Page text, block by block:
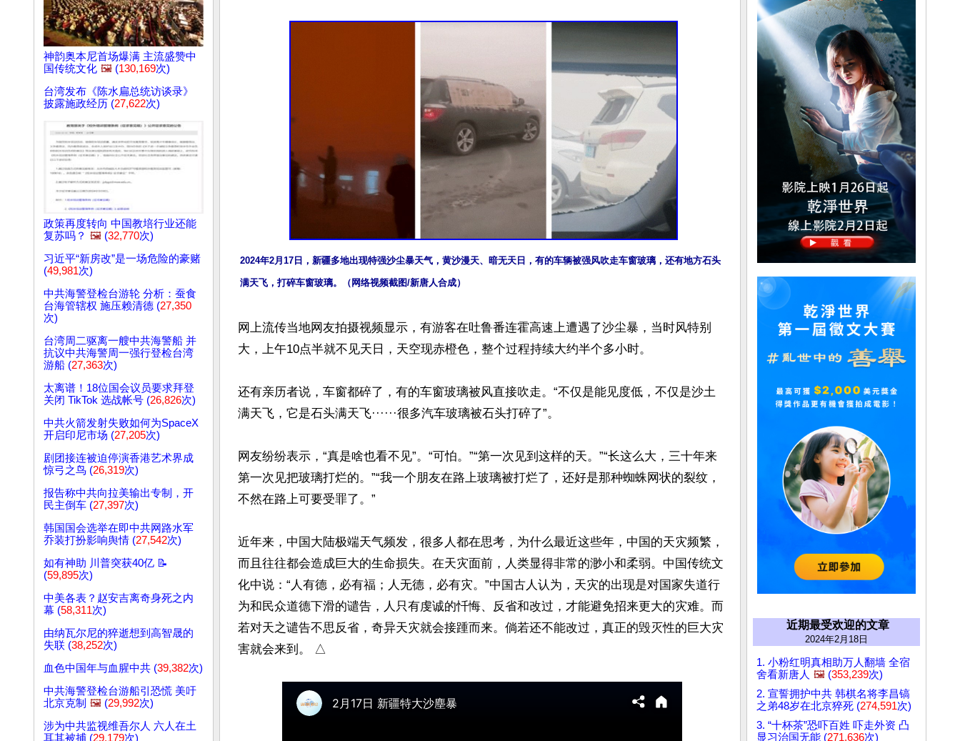
神韵奥本尼首场爆满 主流盛赞中
国传统文化 🖼️ (130,169次)
台湾发布《陈水扁总统访谈录》
披露施政经历 (27,622次)
政策再度转向 中国教培行业还能
复苏吗？ 🖼️ (32,770次)
习近平“新房改”是一场危险的豪赌
(49,981次)
中共海警登检台游轮 分析：蚕食
台海管辖权 施压赖清德 (27,350
次)
台湾周二驱离一艘中共海警船 并
抗议中共海警周一强行登检台湾
游船 (27,363次)
太离谱！18位国会议员要求拜登
关闭 TikTok 选战帐号 (26,826次)
中共火箭发射失败如何为SpaceX
开启印尼市场 (27,205次)
剧团接连被迫停演香港艺术界成
惊弓之鸟 (26,319次)
报告称中共向拉美输出专制，开
民主倒车 (27,397次)
韩国国会选举在即中共网路水军
乔装打扮影响舆情 (27,542次)
如有神助 川普突获40亿 📝
(59,895次)
中美各表？赵安吉离奇身死之内
幕 (58,311次)
由纳瓦尔尼的猝逝想到高智晟的
失联 (38,252次)
血色中国年与血腥中共 (39,382次)
中共海警登检台游船引恐慌 美吁
北京克制 🖼️ (29,992次)
涉为中共监视维吾尔人 六人在土
耳其被捕 (29,179次)
2024年2月17日，新疆多地出现特强沙尘暴天气，黄沙漫天、暗无天日，有的车辆被强风吹走车窗玻璃，还有地方石头
满天飞，打碎车窗玻璃。（网络视频截图/新唐人合成）
网上流传当地网友拍摄视频显示，有游客在吐鲁番连霍高速上遭遇了沙尘暴，当时风特别
大，上午10点半就不见天日，天空现赤橙色，整个过程持续大约半个多小时。
还有亲历者说，车窗都碎了，有的车窗玻璃被风直接吹走。“不仅是能见度低，不仅是沙土
满天飞，它是石头满天飞······很多汽车玻璃被石头打碎了”。
网友纷纷表示，“真是啥也看不见”。“可怕。”“第一次见到这样的天。”“长这么大，三十年来
第一次见把玻璃打烂的。”“我一个朋友在路上玻璃被打烂了，还好是那种蜘蛛网状的裂纹，
不然在路上可要受罪了。”
近年来，中国大陆极端天气频发，很多人都在思考，为什么最近这些年，中国的天灾频繁，
而且往往都会造成巨大的生命损失。在天灾面前，人类显得非常的渺小和柔弱。中国传统文
化中说：“人有德，必有福；人无德，必有灾。”中国古人认为，天灾的出现是对国家失道行
为和民众道德下滑的谴告，人只有虔诚的忏悔、反省和改过，才能避免招来更大的灾难。而
若对天之谴告不思反省，奇异天灾就会接踵而来。倘若还不能改过，真正的毁灭性的巨大灾
近期最受欢迎的文章
2024年2月18日
1. 小粉红明真相助万人翻墙 全宿
舍看新唐人 🖼️ (353,239次)
2. 宣誓拥护中共 韩棋名将李昌镐
之弟48岁在北京猝死 (274,591次)
3. “十杯茶”恐吓百姓 吓走外资 凸
显习治国无能 (271,636次)